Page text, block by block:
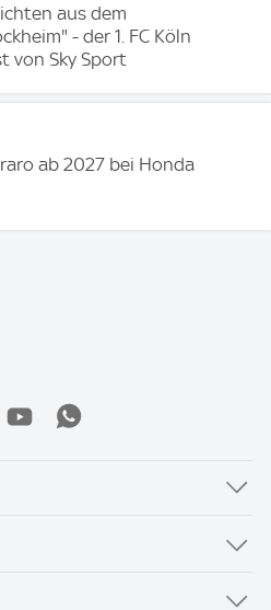
aus dem
- der 1. FC Köln
von Sky Sport
ab 2027 bei Honda